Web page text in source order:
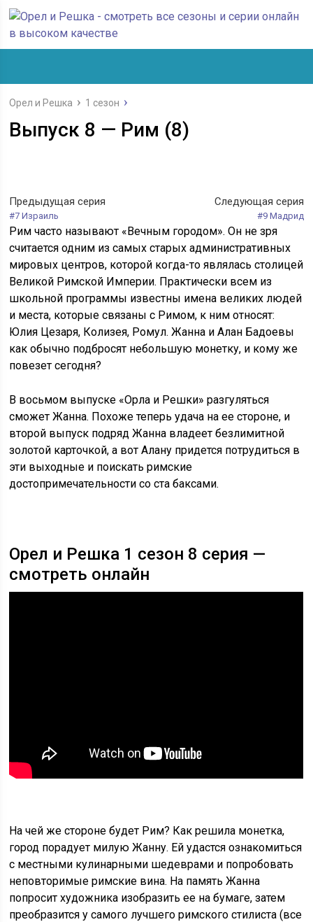
Орел и Решка 1 сезон
Выпуск 8 — Рим (8)
Предыдущая серия
#7 Израиль
Следующая серия
#9 Мадрид
Рим часто называют «Вечным городом». Он не зря
считается одним из самых старых административных
мировых центров, которой когда-то являлась столицей
Великой Римской Империи. Практически всем из
школьной программы известны имена великих людей
и места, которые связаны с Римом, к ним относят:
Юлия Цезаря, Колизея, Ромул. Жанна и Алан Бадоевы
как обычно подбросят небольшую монетку, и кому же
повезет сегодня?
В восьмом выпуске «Орла и Решки» разгуляться
сможет Жанна. Похоже теперь удача на ее стороне, и
второй выпуск подряд Жанна владеет безлимитной
золотой карточкой, а вот Алану придется потрудиться в
эти выходные и поискать римские
достопримечательности со ста баксами.
Орел и Решка 1 сезон 8 серия —
смотреть онлайн
На чей же стороне будет Рим? Как решила монетка,
город порадует милую Жанну. Ей удастся ознакомиться
с местными кулинарными шедеврами и попробовать
неповторимые римские вина. На память Жанна
попросит художника изобразить ее на бумаге, затем
преобразится у самого лучшего римского стилиста (все